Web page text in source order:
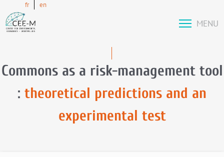
fr en
MENU
Commons as a risk-management tool
: theoretical predictions and an
experimental test